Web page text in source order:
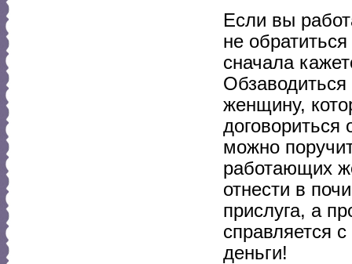
Если вы
не
сначала
Обзаводиться
женщину,
договориться
можно
работающих
отнести в
прислуга, а
справляется
деньги!